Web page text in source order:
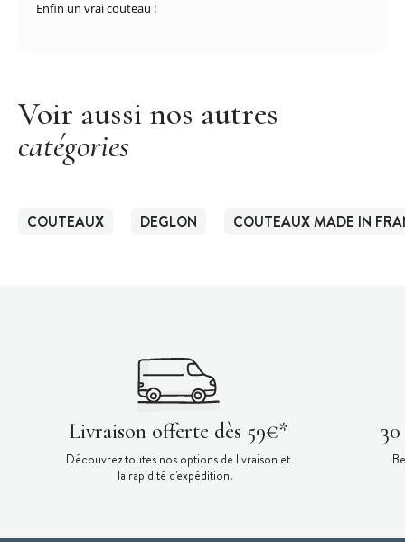
Enfin un vrai couteau !
Voir aussi nos autres
catégories
COUTEAUX DEGLON COUTEAUX MADE IN
Livraison offerte dès 59€*
Découvrez toutes nos options de livraison et
la rapidité d'expédition.